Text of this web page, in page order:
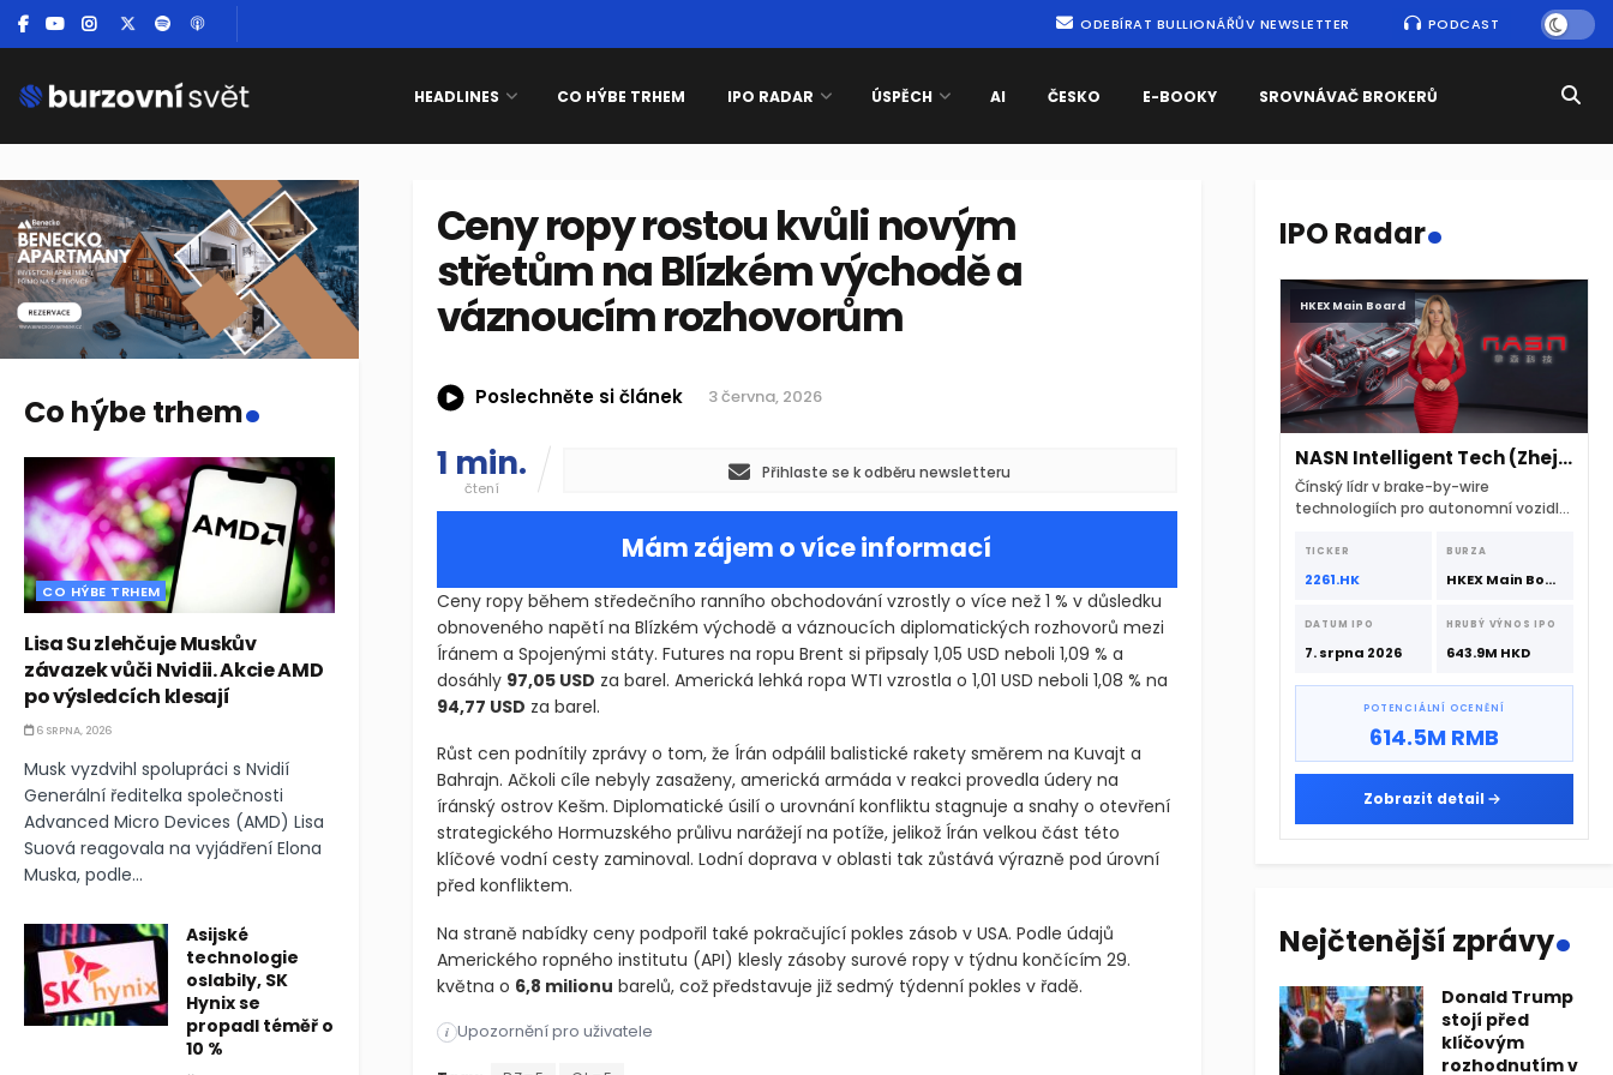
ODEBÍRAT BULLIONÁŘŮV NEWSLETTER PODCAST
HEADLINES CO HÝBE TRHEM IPO RADAR ÚSPĚCH AI ČESKO E-BOOKY SROVNÁVAČ BROKERŮ
Ceny ropy rostou kvůli novým
střetům na Blízkém východě a
váznoucím rozhovorům
Poslechněte si článek 3 června, 2026
1 min.
čtení
Přihlaste se k odběru newsletteru
Mám zájem o více informací
Ceny ropy během středečního ranního obchodování vzrostly o více než 1 % v důsledku
obnoveného napětí na Blízkém východě a váznoucích diplomatických rozhovorů mezi
Íránem a Spojenými státy. Futures na ropu Brent si připsaly 1,05 USD neboli 1,09 % a
dosáhly 97,05 USD za barel. Americká lehká ropa WTI vzrostla o 1,01 USD neboli 1,08 % na
94,77 USD za barel.
Růst cen podnítily zprávy o tom, že Írán odpálil balistické rakety směrem na Kuvajt a
Bahrajn. Ačkoli cíle nebyly zasaženy, americká armáda v reakci provedla údery na
íránský ostrov Kešm. Diplomatické úsilí o urovnání konfliktu stagnuje a snahy o otevření
strategického Hormuzského průlivu narážejí na potíže, jelikož Írán velkou část této
klíčové vodní cesty zaminoval. Lodní doprava v oblasti tak zůstává výrazně pod úrovní
před konfliktem.
Na straně nabídky ceny podpořil také pokračující pokles zásob v USA. Podle údajů
Amerického ropného institutu (API) klesly zásoby surové ropy v týdnu končícím 29.
května o 6,8 milionu barelů, což představuje již sedmý týdenní pokles v řadě.
Ceny ropy během středečního ranního obchodování vzrostly o více než 1 % v důsledku obnoveného napětí na Blízkém východě a
i Upozornění pro uživatele
Co hýbe trhem.
CO HÝBE TRHEM
Lisa Su zlehčuje Muskův
závazek vůči Nvidii. Akcie AMD
po výsledcích klesají
6 SRPNA, 2026
Musk vyzdvihl spolupráci s Nvidií
Generální ředitelka společnosti
Advanced Micro Devices (AMD) Lisa
Suová reagovala na vyjádření Elona
Muska, podle...
Asijské
technologie
oslabily, SK
Hynix se
propadl téměř o
10 %
IPO Radar.
HKEX Main Board
NASN Intelligent Tech (Zhejiang)
Čínský lídr v brake-by-wire
technologiích pro autonomní vozidla
srpna 2026 s podporou CATL a
Hillhouse Investment.
TICKER
2261.HK
BURZA
HKEX Main Board
DATUM IPO
7. srpna 2026
HRUBÝ VÝNOS IPO
643.9M HKD
POTENCIÁLNÍ OCENĚNÍ
614.5M RMB
Zobrazit detail
Nejčtenější zprávy.
Donald Trump
stojí před
klíčovým
rozhodnutím v